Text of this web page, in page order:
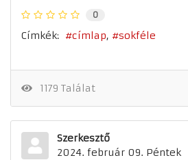
0
Címkék: címlap sokféle
1179 Találat
Szerkesztő
2024. február 09. Péntek